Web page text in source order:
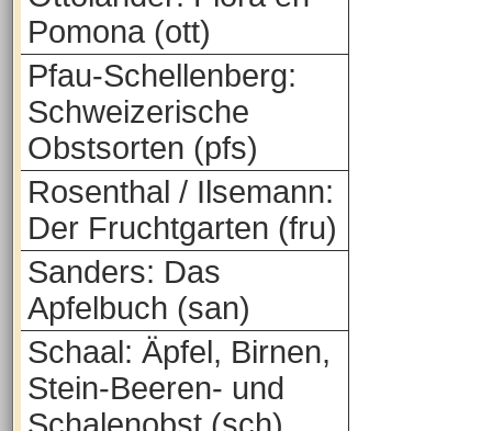
Pomona (ott)
Pfau-Schellenberg:
Schweizerische
Obstsorten (pfs)
Rosenthal / Ilsemann:
Der Fruchtgarten (fru)
Sanders: Das
Apfelbuch (san)
Schaal: Äpfel, Birnen,
Stein-Beeren- und